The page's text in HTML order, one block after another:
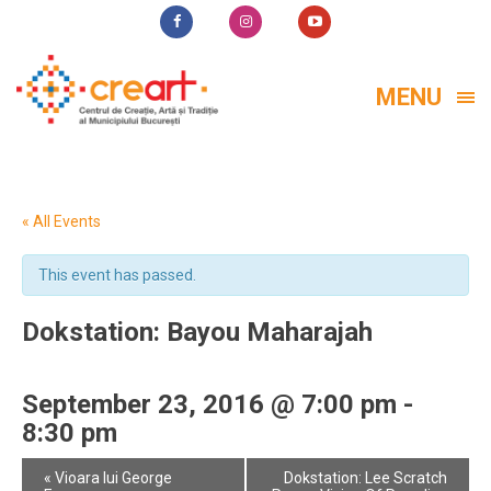
MENU
« All Events
This event has passed.
Dokstation: Bayou Maharajah
September 23, 2016 @ 7:00 pm -
8:30 pm
Event
« Vioara lui George
Dokstation: Lee Scratch